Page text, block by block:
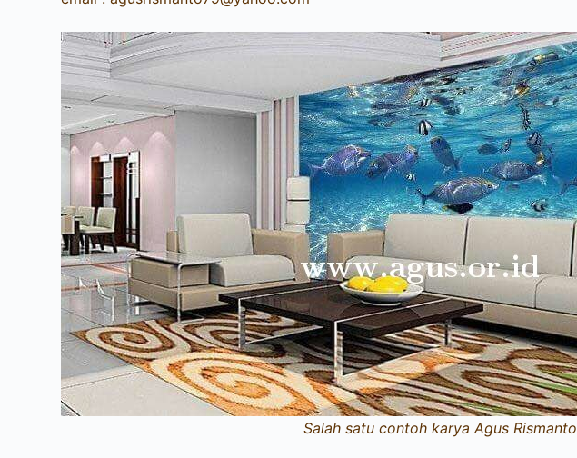
Salah satu contoh karya Agus Rismanto